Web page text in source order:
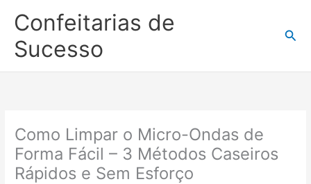
para
conteúdo
Confeitarias de
Sucesso
Como Limpar o Micro-Ondas de
Forma Fácil – 3 Métodos Caseiros
Rápidos e Sem Esforço